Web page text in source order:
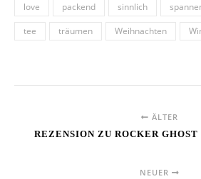
love
packend sinnlich
tee
träumen Weihnachten
ÄLTER
REZENSION ZU ROCKER GHOST
NEUER